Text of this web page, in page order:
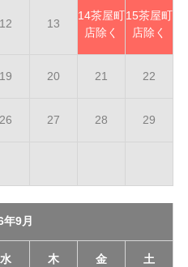
12 13
14茶屋町
店除く
15茶屋町
店除く
19 20 21 22
26 27 28 29
年9月
水 木 金 土